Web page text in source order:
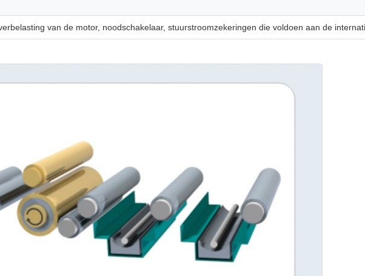
van de motor, noodschakelaar, stuurstroomzekeringen die voldoen aan de